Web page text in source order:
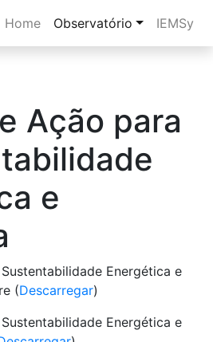
Home Observatório IEMSy
Ação para
e
Energética e
(Descarregar)
Energética e